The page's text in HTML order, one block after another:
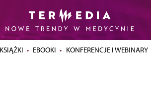
KSIĄŻKI EBOOKI KONFERENCJE I WEBINARY